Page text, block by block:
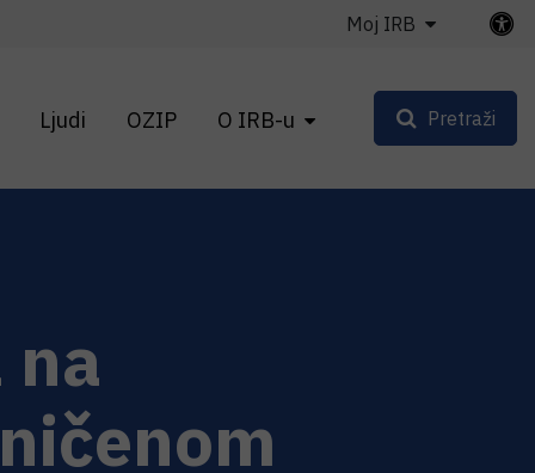
Ljudi OZIP O IRB-u
Moj IRB
Pretraži